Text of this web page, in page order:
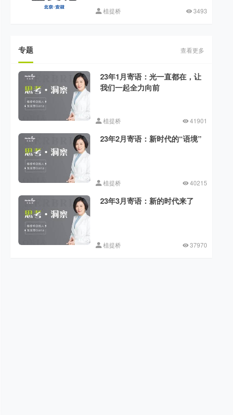
植提桥 3493
专题 查看更多
23年1月寄语：光一直都在，让
我们一起全力向前
植提桥 41901
23年2月寄语：新时代的“语境”
植提桥 40215
23年3月寄语：新的时代来了
植提桥 37970